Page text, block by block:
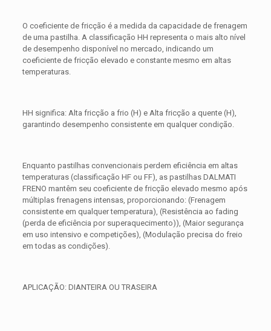
O coeficiente de fricção é a medida da capacidade de frenagem
de uma pastilha. A classificação HH representa o mais alto nível
de desempenho disponível no mercado, indicando um
coeficiente de fricção elevado e constante mesmo em altas
temperaturas.
HH significa: Alta fricção a frio (H) e Alta fricção a quente (H),
garantindo desempenho consistente em qualquer condição.
Enquanto pastilhas convencionais perdem eficiência em altas
temperaturas (classificação HF ou FF), as pastilhas DALMATI
FRENO mantêm seu coeficiente de fricção elevado mesmo após
múltiplas frenagens intensas, proporcionando: (Frenagem
consistente em qualquer temperatura), (Resistência ao fading
(perda de eficiência por superaquecimento)), (Maior segurança
em uso intensivo e competições), (Modulação precisa do freio
em todas as condições).
APLICAÇÃO: DIANTEIRA OU TRASEIRA